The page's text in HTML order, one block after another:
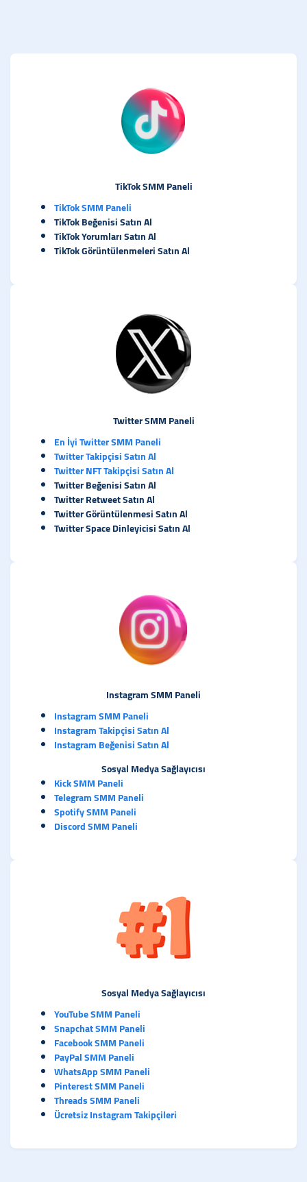
TikTok SMM Paneli
TikTok SMM Paneli
TikTok Beğenisi Satın Al
TikTok Yorumları Satın Al
TikTok Görüntülenmeleri Satın Al
Twitter SMM Paneli
En İyi Twitter SMM Paneli
Twitter Takipçisi Satın Al
Twitter NFT Takipçisi Satın Al
Twitter Beğenisi Satın Al
Twitter Retweet Satın Al
Twitter Görüntülenmesi Satın Al
Twitter Space Dinleyicisi Satın Al
Instagram SMM Paneli
Instagram SMM Paneli
Instagram Takipçisi Satın Al
Instagram Beğenisi Satın Al
Sosyal Medya Sağlayıcısı
Kick SMM Paneli
Telegram SMM Paneli
Spotify SMM Paneli
Discord SMM Paneli
Sosyal Medya Sağlayıcısı
YouTube SMM Paneli
Snapchat SMM Paneli
Facebook SMM Paneli
PayPal SMM Paneli
WhatsApp SMM Paneli
Pinterest SMM Paneli
Threads SMM Paneli
Ücretsiz Instagram Takipçileri